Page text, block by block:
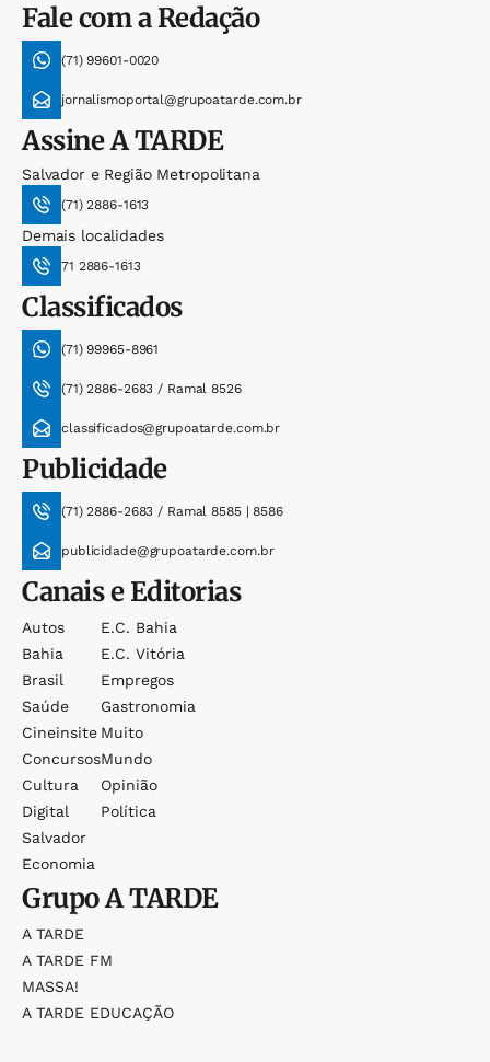
Fale com a Redação
(71) 99601-0020
jornalismoportal@grupoatarde.com.br
AssineA TARDE
Salvador e Região Metropolitana
(71) 2886-1613
Demais localidades
71 2886-1613
Classificados
(71) 99965-8961
(71) 2886-2683 / Ramal 8526
classificados@grupoatarde.com.br
Publicidade
(71) 2886-2683 / Ramal 8585 | 8586
publicidade@grupoatarde.com.br
Canais e Editorias
Autos
Bahia
Brasil
Saúde
Cineinsite
Concursos
Cultura
Digital
Salvador
Economia
E.c. Bahia
E.c. Vitória
Empregos
Gastronomia
Muito
Mundo
Opinião
Política
GrupoA TARDE
A TARDE
A TARDE FM
MASSA!
A TARDE EDUCAÇÃO